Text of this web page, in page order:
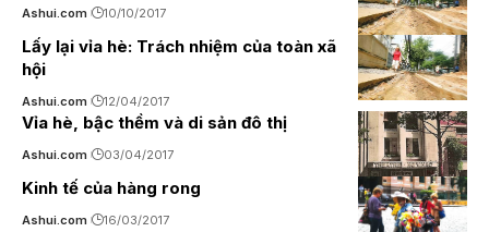
Ashui.com 10/10/2017
Lấy lại vỉa hè: Trách nhiệm của toàn xã
hội
Ashui.com 12/04/2017
Vỉa hè, bậc thềm và di sản đô thị
Ashui.com 03/04/2017
Kinh tế của hàng rong
Ashui.com 16/03/2017